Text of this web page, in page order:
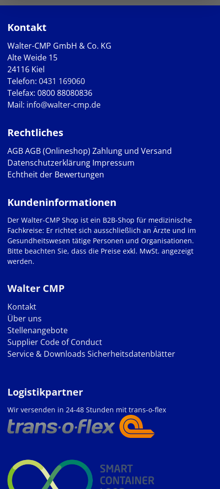
Kontakt
Walter-CMP GmbH & Co. KG
Alte Weide 15
24116 Kiel
Telefon: 0431 169060
Telefax: 0800 88080836
Mail: info@walter-cmp.de
Rechtliches
AGBAGB (Onlineshop) Zahlung und Versand
Datenschutzerklärung Impressum
Echtheit der Bewertungen
Walter CMP
Kontakt
Über uns
Stellenangebote
Supplier Code of Conduct
Service & Downloads Sicherheitsdatenblätter
Kundeninformationen
Der Walter-CMP Shop ist ein B2B-Shop für medizinische
Fachkreise: Er richtet sich ausschließlich an Ärzte und im
Gesundheitswesen tätige Personen und Organisationen.
Bitte beachten Sie, dass die Preise exkl. MwSt. angezeigt
werden.
Logistikpartner
Wir versenden in 24-48 Stunden mit trans-o-flex